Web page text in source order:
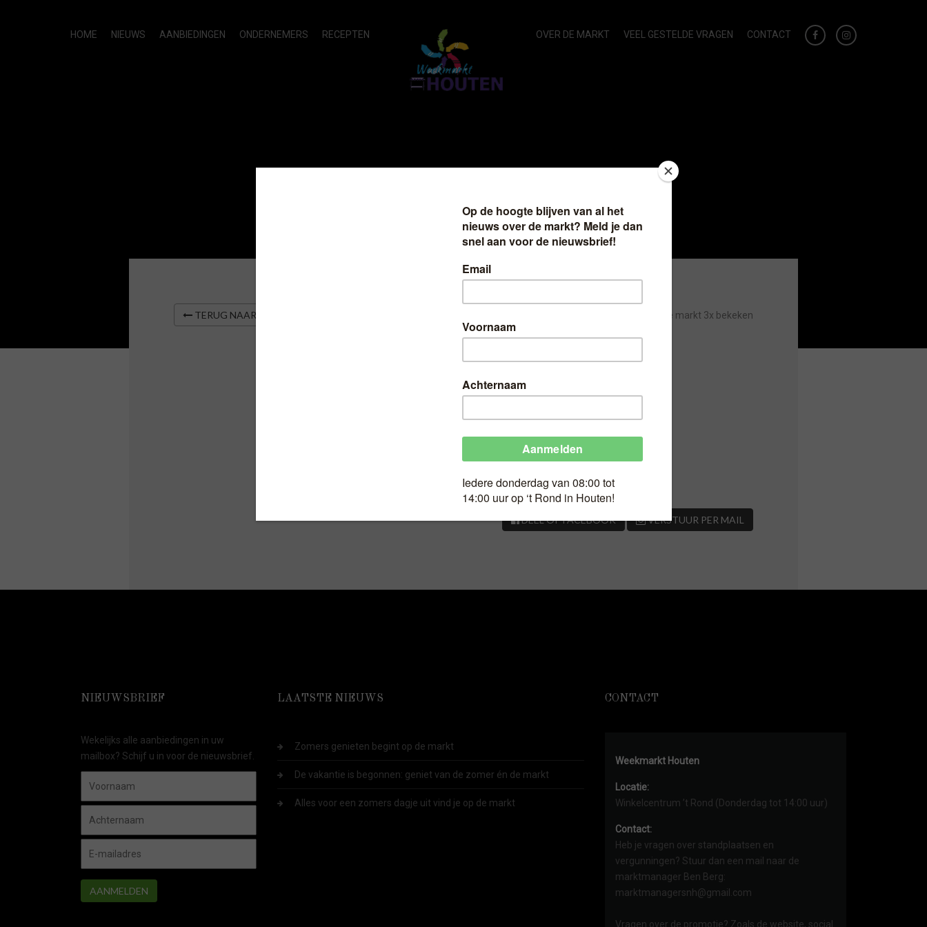
HOME NIEUWS AANBIEDINGEN ONDERNEMERS RECEPTEN OVER DE MARKT VEEL GESTELDE VRAGEN CONTACT
TERUG NAAR OVERZICHT Sinds laatste markt 3x bekeken
Geldig op Wk 50
4 euro 50.
portie Kipsaté
DEEL OP FACEBOOK VERSTUUR PER MAIL
NIEUWSBRIEF
Wekelijks alle aanbiedingen in uw
mailbox? Schijf u in voor de nieuwsbrief.
AANMELDEN
LAATSTE NIEUWS
Zomers genieten begint op de markt
De vakantie is begonnen: geniet van de zomer én de markt
Alles voor een zomers dagje uit vind je op de markt
CONTACT
Weekmarkt Houten
Locatie:
Winkelcentrum ’t Rond (Donderdag tot 14:00 uur)
Contact:
Heb je vragen over standplaatsen en
vergunningen? Stuur dan een mail naar de
marktmanager Ben Berg:
marktmanagersnh@gmail.com
Vragen over de promotie? Zoals de website, social